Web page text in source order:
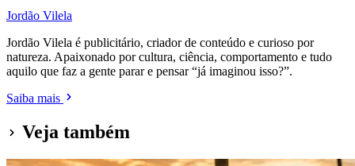
Jordão Vilela
Jordão Vilela é publicitário, criador de conteúdo e curioso por
natureza. Apaixonado por cultura, ciência, comportamento e tudo
aquilo que faz a gente parar e pensar “já imaginou isso?”.
Saiba mais
Veja também